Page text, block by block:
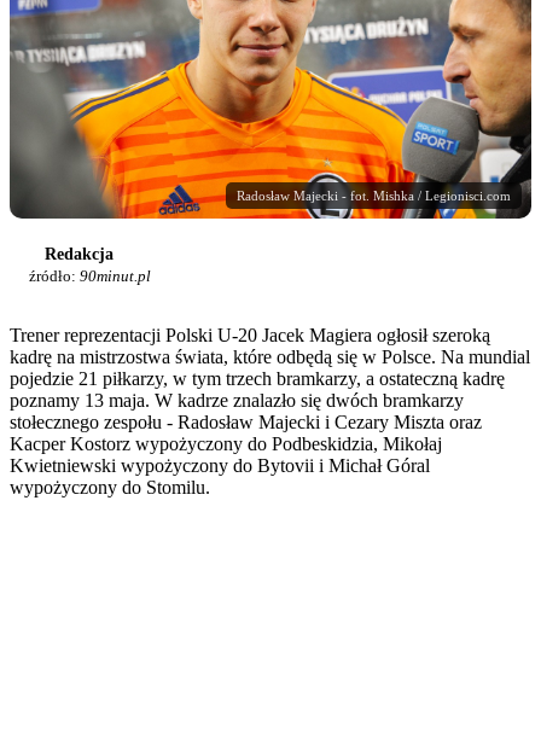
Radosław Majecki - fot. Mishka / Legionisci.com
Redakcja
źródło: 90minut.pl
Trener reprezentacji Polski U-20 Jacek Magiera ogłosił szeroką
kadrę na mistrzostwa świata, które odbędą się w Polsce. Na mundial
pojedzie 21 piłkarzy, w tym trzech bramkarzy, a ostateczną kadrę
poznamy 13 maja. W kadrze znalazło się dwóch bramkarzy
stołecznego zespołu - Radosław Majecki i Cezary Miszta oraz
Kacper Kostorz wypożyczony do Podbeskidzia, Mikołaj
Kwietniewski wypożyczony do Bytovii i Michał Góral
wypożyczony do Stomilu.